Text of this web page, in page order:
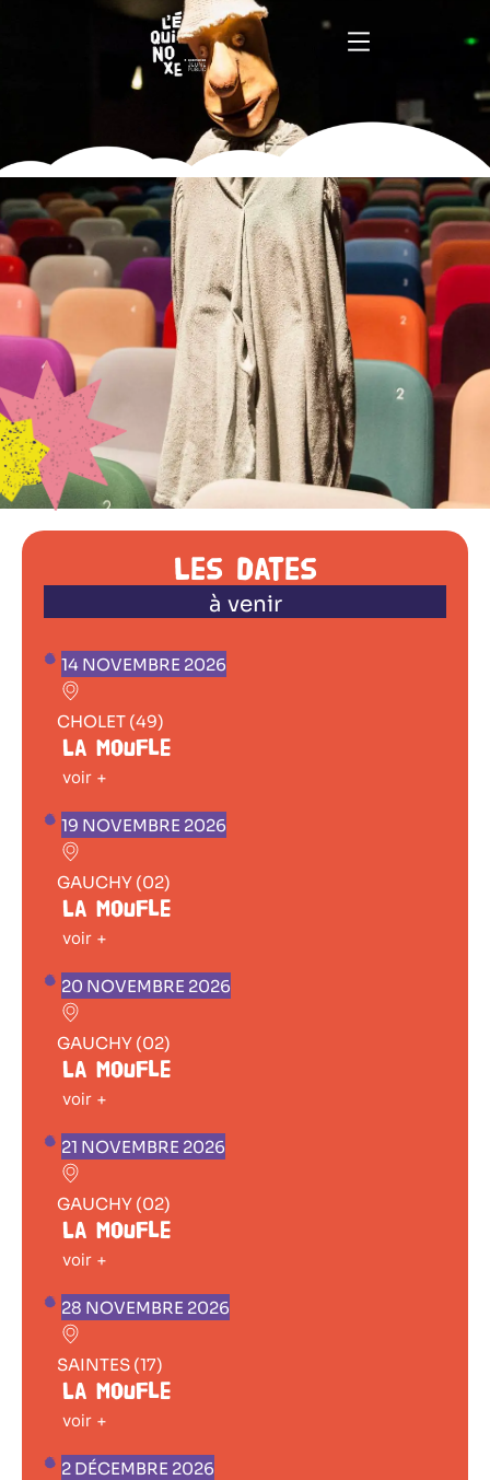
Les dates
à venir
14 NOVEMBRE 2026
CHOLET (49)
La Moufle
voir +
19 NOVEMBRE 2026
GAUCHY (02)
La Moufle
voir +
20 NOVEMBRE 2026
GAUCHY (02)
La Moufle
voir +
21 NOVEMBRE 2026
GAUCHY (02)
La Moufle
voir +
28 NOVEMBRE 2026
SAINTES (17)
La Moufle
voir +
2 DÉCEMBRE 2026